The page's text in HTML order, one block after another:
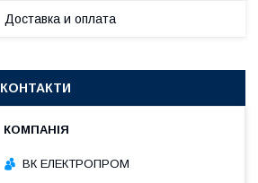
Доставка и оплата
КОНТАКТИ
ВК ЕЛЕКТРОПРОМ